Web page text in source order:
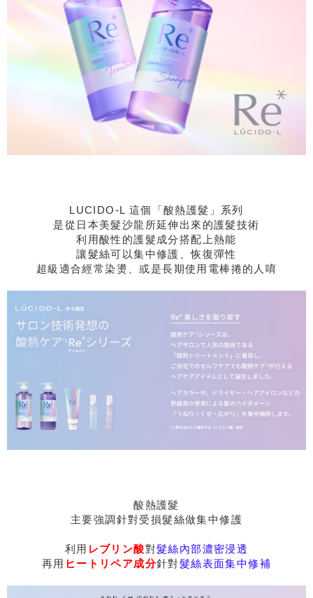
LUCIDO-L 這個 「酸熱護髮」 系列
是從日本美髮沙龍所延伸出來的護髮技術
利用酸性的護髮成分搭配上熱能
讓髮絲可以集中修護、恢復彈性
超級適合經常染燙、或是長期使用電棒捲的人唷
酸熱護髮
主要強調針對受損髮絲做集中修護
利用 レブリン酸對髮絲內部濃密浸透
再用 ヒートリペア成分針對髮絲表面集中修補